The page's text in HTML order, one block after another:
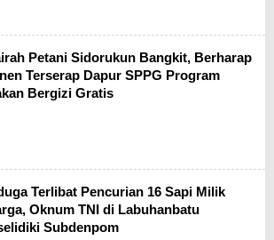
Petani Sidorukun Bangkit, Berharap
Terserap Dapur SPPG Program
Bergizi Gratis
Terlibat Pencurian 16 Sapi Milik
Oknum TNI di Labuhanbatu
Subdenpom